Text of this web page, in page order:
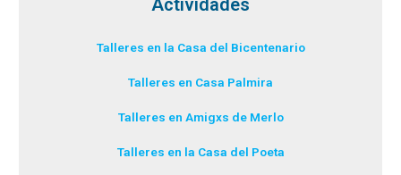
Talleres en la Casa del Bicentenario
Talleres en Casa Palmira
Talleres en Amigxs de Merlo
Talleres en la Casa del Poeta